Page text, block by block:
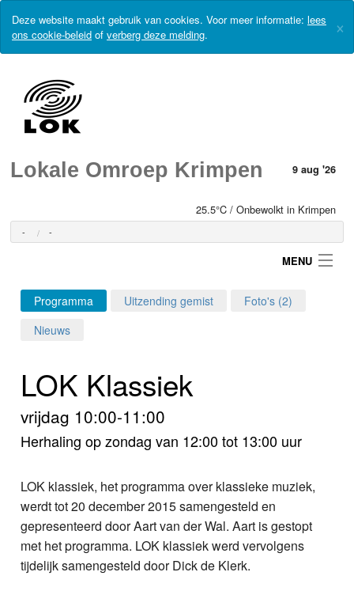
Deze website maakt gebruik van cookies. Voor meer informatie: lees
ons cookie-beleid of verberg deze melding. ×
Lokale Omroep Krimpen 9 aug '26
25.5°C / Onbewolkt in Krimpen
- -
MENU
Login
Programma's
Nieuws
Video
Webcam
Programma Uitzending gemist
Foto's (2)
Nieuws
LOK Klassiek
vrijdag 10:00-11:00
Herhaling op zondag van 12:00 tot 13:00 uur
LOK klassiek, het programma over klassieke muziek,
werdt tot 20 december 2015 samengesteld en
gepresenteerd door Aart van der Wal. Aart is gestopt
met het programma. LOK klassiek werd vervolgens
tijdelijk samengesteld door Dick de Klerk.